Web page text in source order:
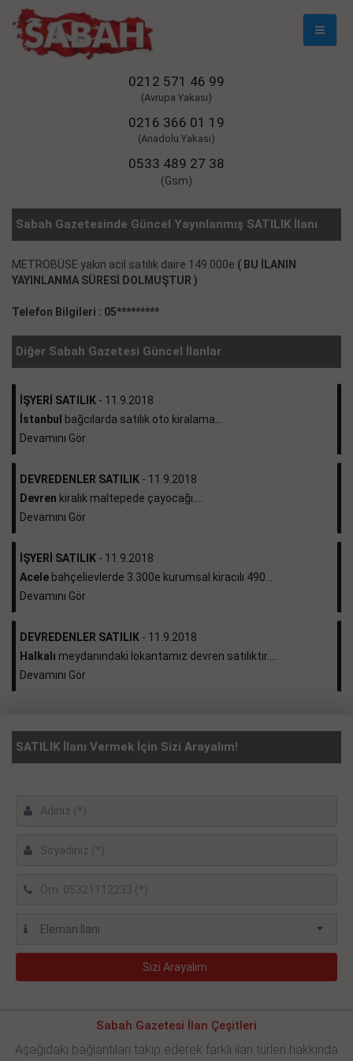
Mobil
0212 571 46 99
(Avrupa Yakası)
0216 366 01 19
(Anadolu Yakası)
0533 489 27 38
(Gsm)
Sabah Gazetesinde Güncel Yayınlanmış SATILIK İlanı
METROBÜSE yakın acil satılık daire 149.000e ( BU İLANIN
YAYINLANMA SÜRESİ DOLMUŞTUR )
Telefon Bilgileri : 05*********
Diğer Sabah Gazetesi Güncel İlanlar
İŞYERİ SATILIK - 11.9.2018
İstanbul
bağcılarda satılık oto kiralama...
Devamını Gör
DEVREDENLER SATILIK - 11.9.2018
Devren kiralık maltepede çayocağı....
Devamını Gör
İŞYERİ SATILIK - 11.9.2018
Acele bahçelievlerde 3.300e kurumsal kiracılı 490...
Devamını Gör
DEVREDENLER SATILIK - 11.9.2018
Halkalı meydanındaki lokantamız devren satılıktır....
Devamını Gör
SATILIK İlanı Vermek İçin Sizi Arayalım!
Sabah Gazetesi İlan Çeşitleri
Aşağıdaki bağlantıları takip ederek farklı ilan türleri hakkında